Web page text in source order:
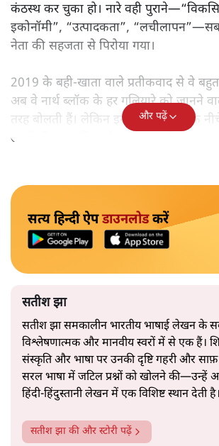
कंठस्थ कर चुका हो। नारे वही
इकोनॉमी”, “उत्पादकता”,
नेता की सहजता से पिरोया गया।
2019 के बही‑खाता वाले प्रतीकवाद से वे
अब वे नार्थ ब्लॉक के हर गलियारे को जानने
तरह बोलती हैं। लेकिन इस आत्मविश्वास के
उतनी ही अनुमानित और दोहराव भरी।
और पढ़ें
सत्य हिन्दी ऐपडाउनलोडकरें
सतीश झा
सतीश झा समकालीन भारतीय भाषाई लेखन के
विश्लेषणात्मक और मानवीय स्वरों में से एक हैं।
संस्कृति और भाषा पर उनकी दृष्टि गहरी और
सरल भाषा में जटिल प्रश्नों को खोलने
हिंदी‑हिंदुस्तानी लेखन में एक विशिष्ट स्थान देती है।
सतीश झा की और स्टोरी पढ़ें